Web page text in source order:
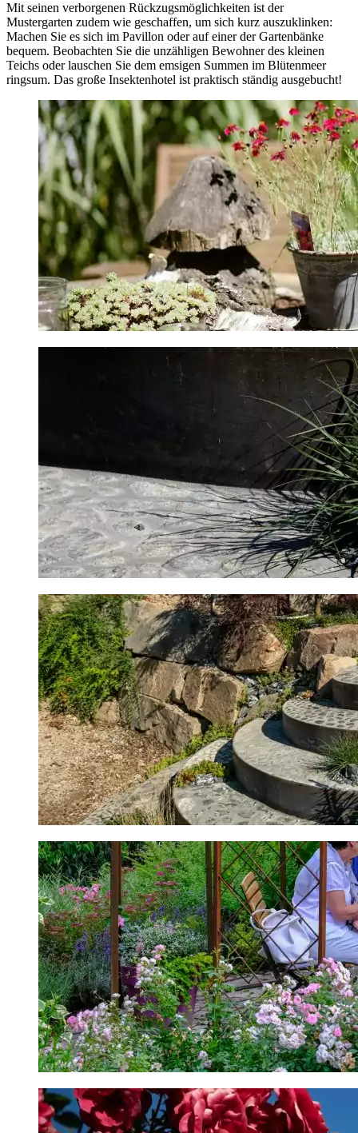
Mit seinen verborgenen Rückzugsmöglichkeiten ist der
Mustergarten zudem wie geschaffen, um sich kurz auszuklinken:
Machen Sie es sich im Pavillon oder auf einer der Gartenbänke
bequem. Beobachten Sie die unzähligen Bewohner des kleinen
Teichs oder lauschen Sie dem emsigen Summen im Blütenmeer
ringsum. Das große Insektenhotel ist praktisch ständig ausgebucht!